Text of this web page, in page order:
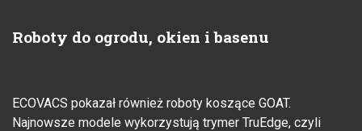
Roboty do ogrodu, okien i basenu
ECOVACS pokazał również roboty koszące GOAT.
Najnowsze modele wykorzystują trymer TruEdge, czyli